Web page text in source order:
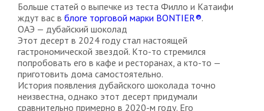
Больше статей о выпечке из теста Филло и Катаифи
ждут вас в блоге торговой марки BONTIER®.
ОАЭ — дубайский шоколад
Этот десерт в 2024 году стал настоящей
гастрономической звездой. Кто-то стремился
попробовать его в кафе и ресторанах, а кто-то —
приготовить дома самостоятельно.
История появления дубайского шоколада точно
неизвестна, однако этот десерт придумали
сравнительно примерно в 2020-м году. Его